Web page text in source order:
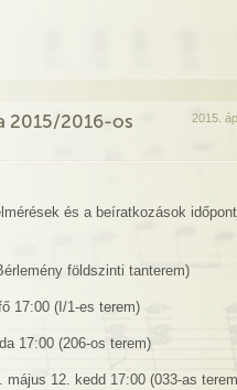
2015.
2015/2016-os
és a beíratkozások
földszinti tanterem)
17:00 (I/1-es terem)
17:00 (206-os terem)
12. kedd 17:00 (033-as